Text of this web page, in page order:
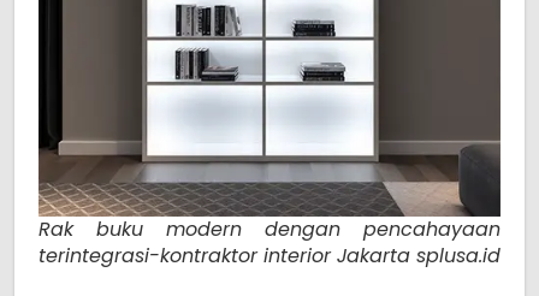
Rak buku modern dengan pencahayaan
terintegrasi-kontraktor interior Jakarta splusa.id